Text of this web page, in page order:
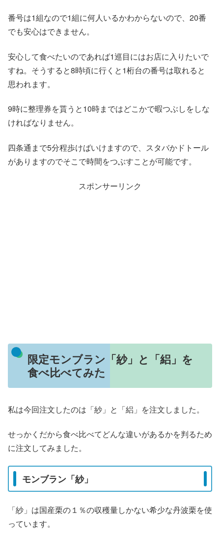
番号は1組なので1組に何人いるかわからないので、20番
でも安心はできません。
安心して食べたいのであれば1巡目にはお店に入りたいで
すね。そうすると8時頃に行くと1桁台の番号は取れると
思われます。
9時に整理券を貰うと10時まではどこかで暇つぶしをしな
ければなりません。
四条通まで5分程歩けばいけますので、スタバかドトール
がありますのでそこで時間をつぶすことが可能です。
スポンサーリンク
限定モンブラン「紗」と「絽」を
食べ比べてみた
私は今回注文したのは「紗」と「絽」を注文しました。
せっかくだから食べ比べてどんな違いがあるかを判るため
に注文してみました。
モンブラン「紗」
「紗」は国産栗の１％の収穫量しかない希少な丹波栗を使
っています。